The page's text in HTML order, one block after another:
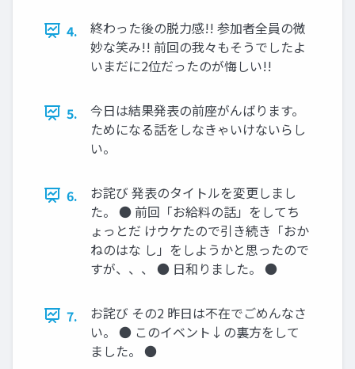
4.
終わった後の脱力感!! 参加者全員の微
妙な笑み!! 前回の我々もそうでしたよ
いまだに2位だったのが悔しい!!
5.
今日は結果発表の前座がんばります。
ためになる話をしなきゃいけないらし
い。
6.
お詫び 発表のタイトルを変更しまし
た。 ● 前回「お給料の話」をしてち
ょっとだ けウケたので引き続き「おか
ねのはな し」をしようかと思ったので
すが、、、 ● 日和りました。 ●
7.
お詫び その2 昨日は不在でごめんなさ
い。 ● このイベント↓の裏方をして
ました。 ●